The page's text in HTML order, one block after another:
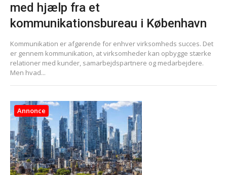
med hjælp fra et
kommunikationsbureau i København
Kommunikation er afgørende for enhver virksomheds succes. Det
er gennem kommunikation, at virksomheder kan opbygge stærke
relationer med kunder, samarbejdspartnere og medarbejdere.
Men hvad...
Annonce